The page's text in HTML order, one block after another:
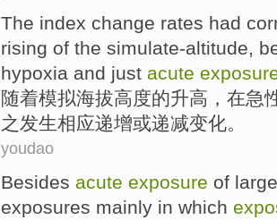
The index change rates had
rising of the simulate-altitude,
hypoxia and just acute
随着模拟海拔高度的升高 ， 在急
之发生相应递增或递减变化。
youdao
Besides acute exposure of large
exposures mainly in which